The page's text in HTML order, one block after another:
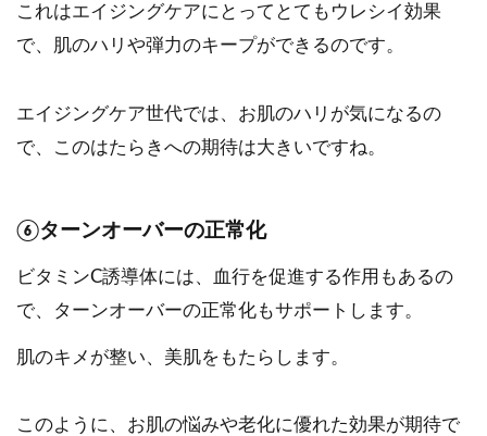
これはエイジングケアにとってとてもウレシイ効果
で、肌のハリや弾力のキープができるのです。
エイジングケア世代では、お肌のハリが気になるの
で、このはたらきへの期待は大きいですね。
⑥ターンオーバーの正常化
ビタミンC誘導体には、血行を促進する作用もあるの
で、ターンオーバーの正常化もサポートします。
肌のキメが整い、美肌をもたらします。
このように、お肌の悩みや老化に優れた効果が期待で